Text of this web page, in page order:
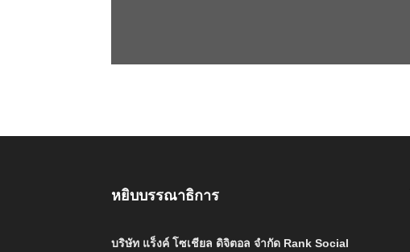
หยิบบรรณาธิการ
บริษัท แร็งค์ โซเชียล ดิจิตอล จำกัด Rank Social